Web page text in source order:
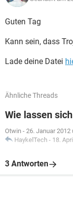
Guten Tag
Kann sein, dass
Lade deine Datei
Ähnliche Threads
Wie lassen
Otwin - 26. Januar 2012
HaykelTech - 18.
3 Antworten